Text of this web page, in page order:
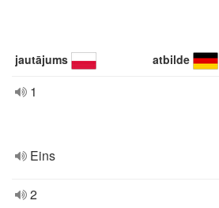
jautājums atbilde
1
Eins
2